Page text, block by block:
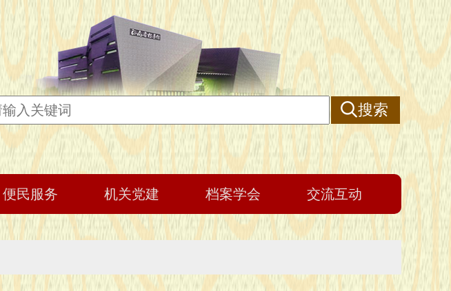
搜索
便民服务 机关党建 档案学会 交流互动